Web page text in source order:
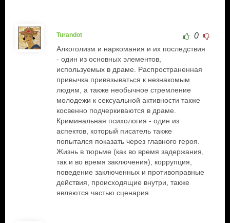
Turandot 0
Алкоголизм и наркомания и их последствия
- один из основных элементов,
используемых в драме. Распространенная
привычка привязываться к незнакомым
людям, а также необычное стремление
молодежи к сексуальной активности также
косвенно подчеркиваются в драме.
Криминальная психология - один из
аспектов, который писатель также
попытался показать через главного героя.
Жизнь в тюрьме (как во время задержания,
так и во время заключения), коррупция,
поведение заключенных и противоправные
действия, происходящие внутри, также
являются частью сценария.